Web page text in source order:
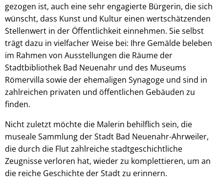
gezogen ist, auch eine sehr engagierte Bürgerin, die sich
wünscht, dass Kunst und Kultur einen wertschätzenden
Stellenwert in der Öffentlichkeit einnehmen. Sie selbst
trägt dazu in vielfacher Weise bei: Ihre Gemälde beleben
im Rahmen von Ausstellungen die Räume der
Stadtbibliothek Bad Neuenahr und des Museums
Römervilla sowie der ehemaligen Synagoge und sind in
zahlreichen privaten und öffentlichen Gebäuden zu
finden.
Nicht zuletzt möchte die Malerin behilflich sein, die
museale Sammlung der Stadt Bad Neuenahr-Ahrweiler,
die durch die Flut zahlreiche stadtgeschichtliche
Zeugnisse verloren hat, wieder zu komplettieren, um an
die reiche Geschichte der Stadt zu erinnern.